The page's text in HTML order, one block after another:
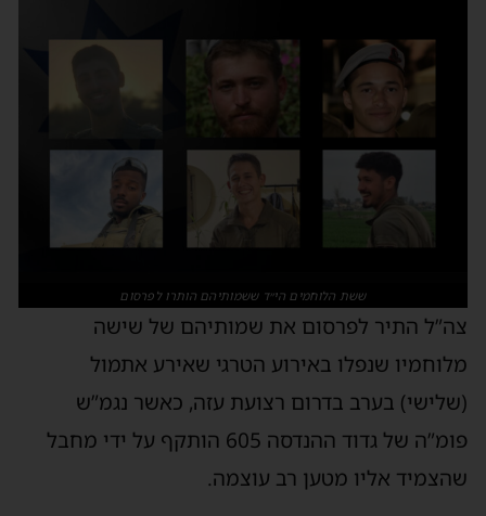
ששת הלוחמים הי״ד ששמותיהם הותרו לפרסום
צה”ל התיר לפרסום את שמותיהם של שישה
מלוחמיו שנפלו באירוע הטרגי שאירע אתמול
(שלישי) בערב בדרום רצועת עזה, כאשר נגמ”ש
פומ”ה של גדוד ההנדסה 605 הותקף על ידי מחבל
שהצמיד אליו מטען רב עוצמה.